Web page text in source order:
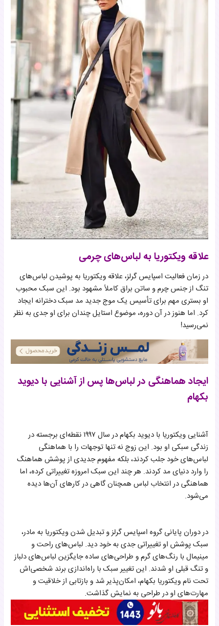
علاقه ویکتوریا به لباس‌های چرمی
در زمان فعالیت اسپایس گرلز، علاقه ویکتوریا به پوشیدن لباس‌های
تنگ از جنس چرم و ساتن براق کاملاً مشهود بود. این سبک محبوب
او بستری مهم برای تأسیس یک موج جدید مد سبک دخترانه ایجاد
کرد. اما هنوز در آن دوره، موضوع استایل چندان برای او جدی به نظر
نمی‌رسید!
ایجاد هماهنگی در لباس‌ها پس از آشنایی با دیوید
بکهام
آشنایی ویکتوریا با دیوید بکهام در سال ۱۹۹۷ نقطه‌ای برجسته در
زندگی سبکی او بود. این زوج نه تنها توجهات را با هماهنگی
لباس‌های خود جلب کردند، بلکه مفهوم جدیدی از پوشش هماهنگ
را وارد دنیای مد کردند. هر چند این سبک امروزه تغییراتی کرده، اما
هماهنگی در انتخاب لباس همچنان گاهی در کارهای آن‌ها دیده
می‌شود.
در دوران پایانی گروه اسپایس گرلز و تبدیل شدن ویکتوریا به مادر،
سبک پوشش او تغییراتی جدی به خود دید. لباس‌های راحت و
مینیمال با رنگ‌های گرم و طراحی‌های ساده جایگزین لباس‌های دلباز
و تنگ قبلی او شدند. این تغییر سبک با راه‌اندازی برند شخصی‌اش
تحت نام ویکتوریا بکهام، امکان‌پذیر شد و بازتابی از خلاقیت و
مهارت‌های او در طراحی به نمایش گذاشت.